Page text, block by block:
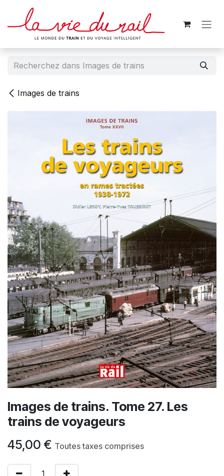
Se rendre au contenu
Images de trains
Images de trains. Tome 27. Les
trains de voyageurs
45,00 € Toutes taxes comprises